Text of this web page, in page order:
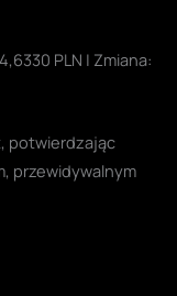
PLN | Zmiana:
potwierdzając
przewidywalnym